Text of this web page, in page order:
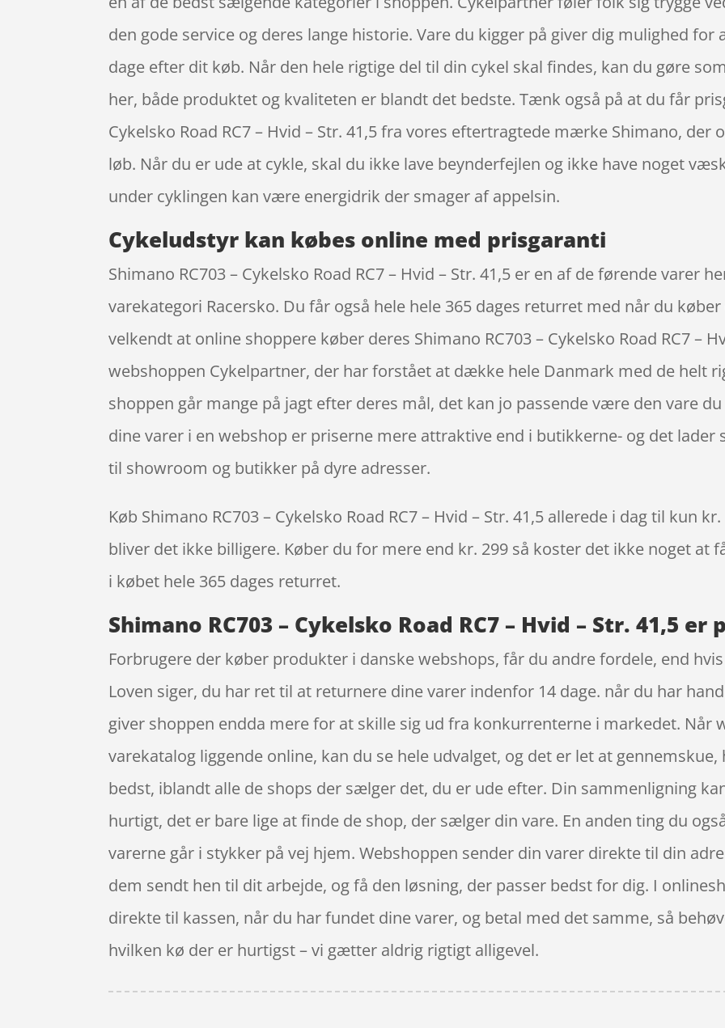
den gode service og deres lange historie. Vare du kigger på giver dig mulighed
dage efter dit køb. Når den hele rigtige del til din cykel skal findes, kan du gøre
her, både produktet og kvaliteten er blandt det bedste. Tænk også på at du får
Cykelsko Road RC7 – Hvid – Str. 41,5 fra vores eftertragtede mærke Shimano,
løb. Når du er ude at cykle, skal du ikke lave beynderfejlen og ikke have noget
under cyklingen kan være energidrik der smager af appelsin.
Cykeludstyr kan købes online med prisgaranti
Shimano RC703 – Cykelsko Road RC7 – Hvid – Str. 41,5 er en af de førende varer
varekategori Racersko. Du får også hele hele 365 dages returret med når du
velkendt at online shoppere køber deres Shimano RC703 – Cykelsko Road RC7 –
webshoppen Cykelpartner, der har forstået at dække hele Danmark med de helt
shoppen går mange på jagt efter deres mål, det kan jo passende være den vare
dine varer i en webshop er priserne mere attraktive end i butikkerne- og det lader
til showroom og butikker på dyre adresser.
Køb Shimano RC703 – Cykelsko Road RC7 – Hvid – Str. 41,5 allerede i dag til kun
bliver det ikke billigere. Køber du for mere end kr. 299 så koster det ikke noget at
i købet hele 365 dages returret.
Shimano RC703 – Cykelsko Road RC7 – Hvid – Str. 41,5
Forbrugere der køber produkter i danske webshops, får du andre fordele, end
Loven siger, du har ret til at returnere dine varer indenfor 14 dage. når du har
giver shoppen endda mere for at skille sig ud fra konkurrenterne i markedet. Når
varekatalog liggende online, kan du se hele udvalget, og det er let at
bedst, iblandt alle de shops der sælger det, du er ude efter. Din sammenligning
hurtigt, det er bare lige at finde de shop, der sælger din vare. En anden ting du
varerne går i stykker på vej hjem. Webshoppen sender din varer direkte til din
dem sendt hen til dit arbejde, og få den løsning, der passer bedst for dig. I
direkte til kassen, når du har fundet dine varer, og betal med det samme, så
hvilken kø der er hurtigst – vi gætter aldrig rigtigt alligevel.